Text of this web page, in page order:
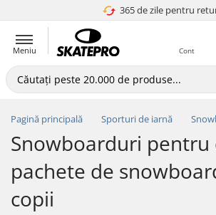
365 de zile pentru
4.8 a 5
Meniu Cont
Pagină principală Sporturi de iarnă
Snowboarduri pentru
pachete de
copii